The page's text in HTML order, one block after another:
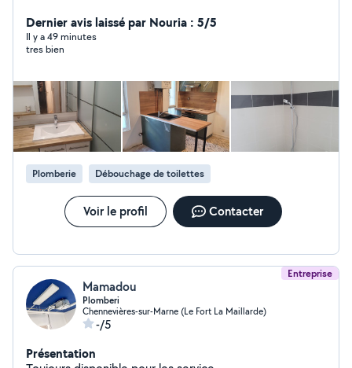
Dernier avis laissé par Nouria : 5/5
Il y a 49 minutes
tres bien
Plomberie Débouchage de toilettes
Voir le profil Contacter
Entreprise
Mamadou
Plomberi
Chennevières-sur-Marne (Le Fort La Maillarde)
-/5
Présentation